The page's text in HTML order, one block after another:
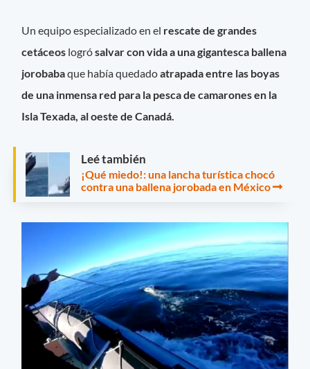
Un equipo especializado en el rescate de grandes
cetáceos logrósalvar con vida a unagigantesca ballena
jorobabaque había quedadoatrapada entre las boyas
de una inmensa red para la pesca de camarones en la
Isla Texada, al oeste de Canadá.
Leé también
¡Qué miedo!: una lancha turística chocó
contra una ballena jorobada en México